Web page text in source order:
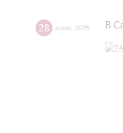
28 июля 2025 В